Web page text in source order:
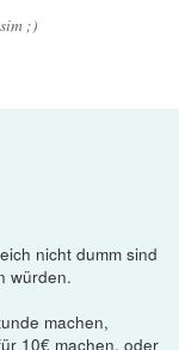
;)
nicht dumm sind
würden.
machen,
10€ machen, oder